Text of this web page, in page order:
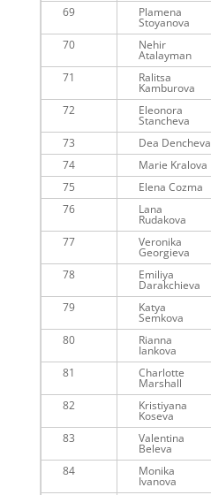
69 Plamena
Stoyanova
70 Nehir
Atalayman
71 Ralitsa
Kamburova
72 Eleonora
Stancheva
73 Dea Dencheva
74
Marie Kralova
75
Elena Cozma
76
Lana
Rudakova
77 Veronika
Georgieva
78 Emiliya
Darakchieva
79 Katya
Semkova
80 Rianna
Iankova
81 Charlotte
Marshall
82 Kristiyana
Koseva
83 Valentina
Beleva
84 Monika
Ivanova